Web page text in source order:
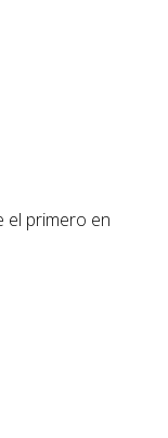
el primero en